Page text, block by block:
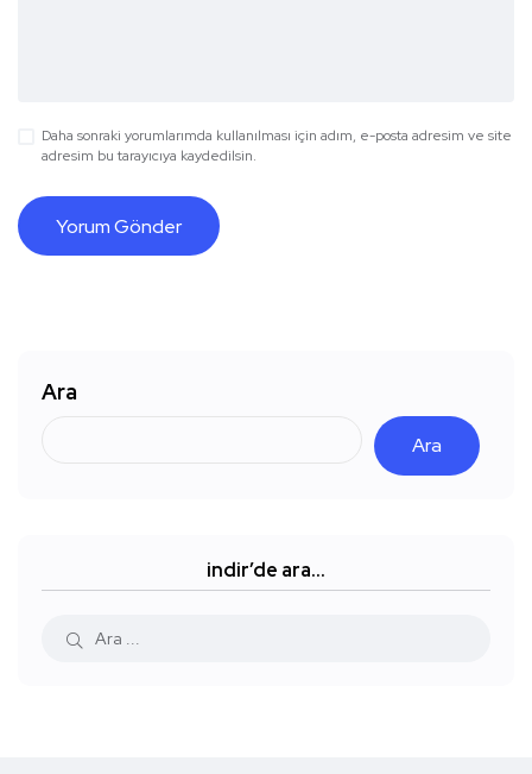
Daha sonraki yorumlarımda kullanılması için adım, e-posta adresim ve site
adresim bu tarayıcıya kaydedilsin.
Ara
Ara
indir’de ara…